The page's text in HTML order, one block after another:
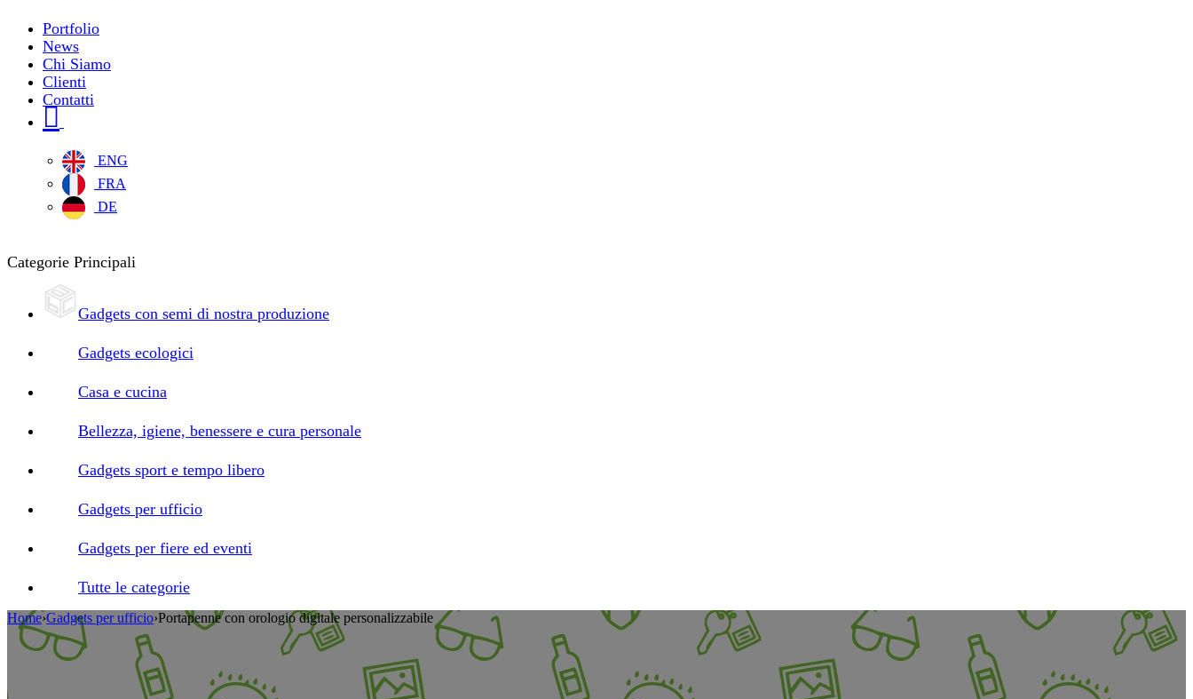
Portfolio
News
Chi Siamo
Clienti
Contatti
ENG
FRA
DE
Categorie Principali
Gadgets con semi di nostra produzione
Gadgets ecologici
Casa e cucina
Bellezza, igiene, benessere e cura personale
Gadgets sport e tempo libero
Gadgets per ufficio
Gadgets per fiere ed eventi
Tutte le categorie
Home›Gadgets per ufficio›Portapenne con orologio digitale personalizzabile